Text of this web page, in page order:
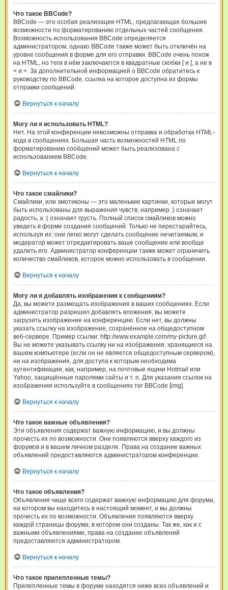
Что такое BBCode?
BBCode — это особая реализация HTML, предлагающая большие
возможности по форматированию отдельных частей сообщения.
Возможность использования BBCode определяется
администратором, однако BBCode также может быть отключён на
уровне сообщения в форме для его отправки. BBCode очень похож
на HTML, но теги в нём заключаются в квадратные скобки [ и ], а не в
< и >. За дополнительной информацией о BBCode обратитесь к
руководству по BBCode, ссылка на которое доступна из формы
отправки сообщений.
Вернуться к началу
Могу ли я использовать HTML?
Нет. На этой конференции невозможны отправка и обработка HTML-
кода в сообщениях. Большая часть возможностей HTML по
форматированию сообщений может быть реализована с
использованием BBCode.
Вернуться к началу
Что такое смайлики?
Смайлики, или эмотиконы — это маленькие картинки, которые могут
быть использованы для выражения чувств, например :) означает
радость, а :( означает грусть. Полный список смайликов можно
увидеть в форме создания сообщений. Только не перестарайтесь,
используя их: они легко могут сделать сообщение нечитаемым, и
модератор может отредактировать ваше сообщение или вообще
удалить его. Администратор конференции также может ограничить
количество смайликов, которое можно использовать в сообщении.
Вернуться к началу
Могу ли я добавлять изображения к сообщениям?
Да, вы можете размещать изображения в ваших сообщениях. Если
администратор разрешил добавлять вложения, вы можете
загрузить изображение на конференцию. Если нет, вы должны
указать ссылку на изображение, сохранённое на общедоступном
веб-сервере. Пример ссылки: http://www.example.com/my-picture.gif.
Вы не можете указывать ссылку ни на изображения, хранящиеся на
вашем компьютере (если он не является общедоступным сервером),
ни на изображения, для доступа к которым необходима
аутентификация, как, например, на почтовые ящики Hotmail или
Yahoo, защищённые паролями сайты и т. п. Для указания ссылок на
изображения используйте в сообщениях тег BBCode [img].
Вернуться к началу
Что такое важные объявления?
Эти объявления содержат важную информацию, и вы должны
прочесть их по возможности. Они появляются вверху каждого из
форумов и в вашем личном разделе. Права на создание важных
объявлений предоставляются администратором конференции.
Вернуться к началу
Что такое объявления?
Объявления чаще всего содержат важную информацию для форума,
на котором вы находитесь в настоящий момент, и вы должны
прочесть их по возможности. Объявления появляются вверху
каждой страницы форума, в котором они созданы. Так же, как и с
важными объявлениями, права на создание объявлений
предоставляются администратором.
Вернуться к началу
Что такое прилепленные темы?
Прилепленные темы в форуме находятся ниже всех объявлений и